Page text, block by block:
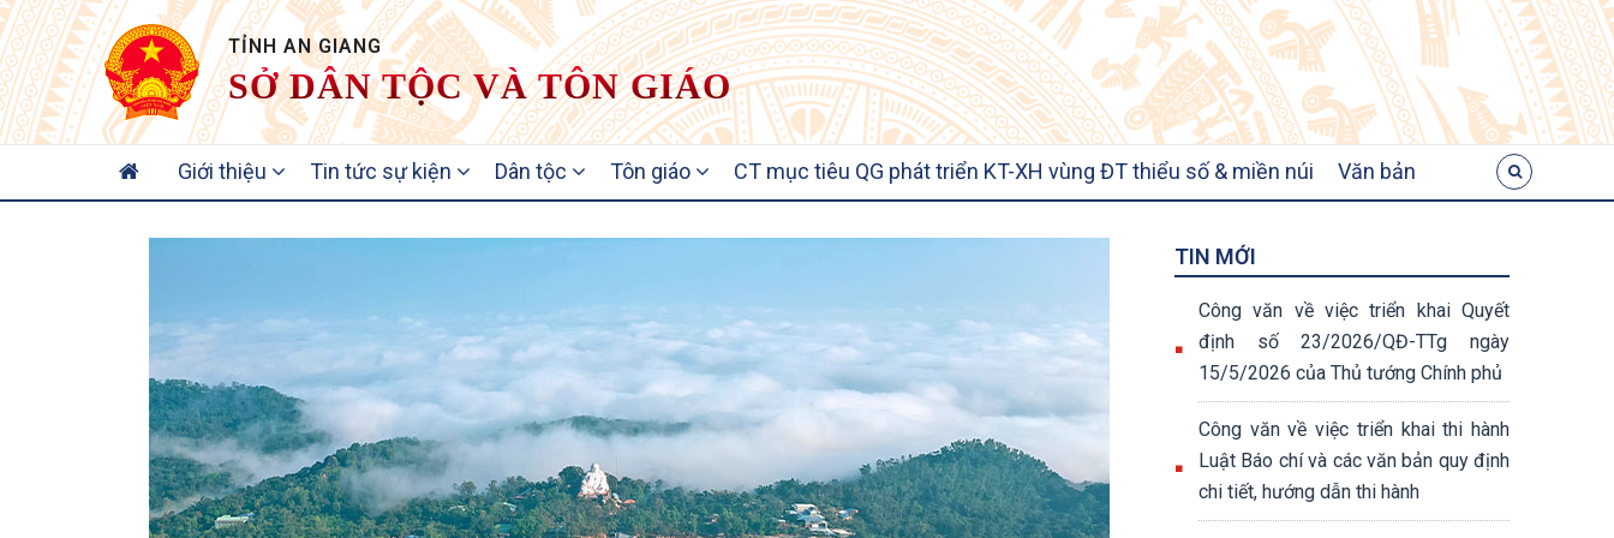
TỈNH AN GIANG
SỞ DÂN TỘC VÀ TÔN GIÁO
NAVIGATION
Giới thiệu Tin tức sự kiện Dân tộc Tôn giáo CT mục tiêu QG phát triển KT-XH vùng ĐT thiểu số & miền núi Văn bản
TIN MỚI
Công văn về việc triển khai Quyết
định số 23/2026/QĐ-TTg ngày
15/5/2026 của Thủ tướng Chính phủ
Công văn về việc triển khai thi hành
Luật Báo chí và các văn bản quy định
chi tiết, hướng dẫn thi hành